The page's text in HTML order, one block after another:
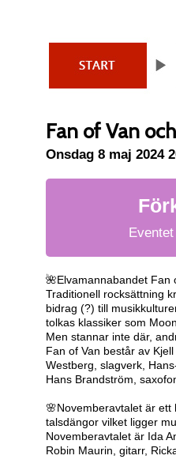
Fan of Van
Onsdag 8 maj 2024
🌺Elvamannabandet Fan
Traditionell rocksättning
bidrag (?) till
tolkas klassiker som
Men stannar inte där,
Fan of Van består av
Westberg, slagverk,
Hans Brandström,
🌸Novemberavtalet är ett
talsdängor vilket ligger
Novemberavtalet är Ida
Robin Maurin, gitarr,